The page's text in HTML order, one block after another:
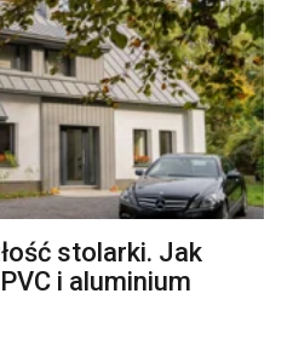
stolarki. Jak
i aluminium